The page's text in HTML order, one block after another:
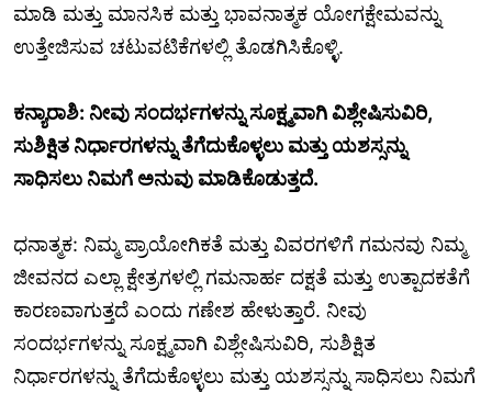
ಮಾಡಿ ಮತ್ತು ಮಾನಸಿಕ ಮತ್ತು ಭಾವನಾತ್ಮಕ ಯೋಗಕ್ಷೇಮವನ್ನು
ಉತ್ತೇಜಿಸುವ ಚಟುವಟಿಕೆಗಳಲ್ಲಿ ತೊಡಗಿಸಿಕೊಳ್ಳಿ.
ಕನ್ಯಾರಾಶಿ: ನೀವು ಸಂದರ್ಭಗಳನ್ನು ಸೂಕ್ಷ್ಮವಾಗಿ ವಿಶ್ಲೇಷಿಸುವಿರಿ,
ಸುಶಿಕ್ಷಿತ ನಿರ್ಧಾರಗಳನ್ನು ತೆಗೆದುಕೊಳ್ಳಲು ಮತ್ತು ಯಶಸ್ಸನ್ನು
ಸಾಧಿಸಲು ನಿಮಗೆ ಅನುವು ಮಾಡಿಕೊಡುತ್ತದೆ.
ಧನಾತ್ಮಕ: ನಿಮ್ಮ ಪ್ರಾಯೋಗಿಕತೆ ಮತ್ತು ವಿವರಗಳಿಗೆ ಗಮನವು ನಿಮ್ಮ
ಜೀವನದ ಎಲ್ಲಾ ಕ್ಷೇತ್ರಗಳಲ್ಲಿ ಗಮನಾರ್ಹ ದಕ್ಷತೆ ಮತ್ತು ಉತ್ಪಾದಕತೆಗೆ
ಕಾರಣವಾಗುತ್ತದೆ ಎಂದು ಗಣೇಶ ಹೇಳುತ್ತಾರೆ. ನೀವು
ಸಂದರ್ಭಗಳನ್ನು ಸೂಕ್ಷ್ಮವಾಗಿ ವಿಶ್ಲೇಷಿಸುವಿರಿ, ಸುಶಿಕ್ಷಿತ
ನಿರ್ಧಾರಗಳನ್ನು ತೆಗೆದುಕೊಳ್ಳಲು ಮತ್ತು ಯಶಸ್ಸನ್ನು ಸಾಧಿಸಲು ನಿಮಗೆ